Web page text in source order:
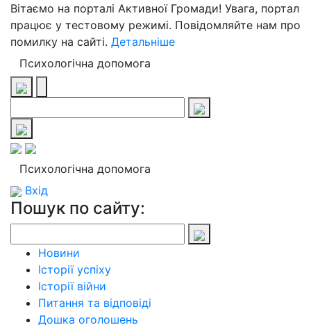
Вітаємо на порталі Активної Громади! Увага, портал
працює у тестовому режимі. Повідомляйте нам про
помилку на сайті. Детальніше
Психологічна допомога
Психологічна допомога
Вхід
Пошук по сайту:
Новини
Історії успіху
Історії війни
Питання та відповіді
Дошка оголошень